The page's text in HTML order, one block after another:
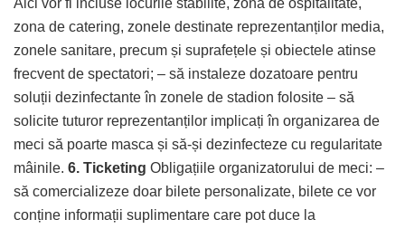
Aici vor fi incluse locurile stabilite, zona de ospitalitate,
zona de catering, zonele destinate reprezentanților media,
zonele sanitare, precum și suprafețele și obiectele atinse
frecvent de spectatori; – să instaleze dozatoare pentru
soluții dezinfectante în zonele de stadion folosite – să
solicite tuturor reprezentanților implicați în organizarea de
meci să poarte masca și să-și dezinfecteze cu regularitate
mâinile. 6. Ticketing Obligațiile organizatorului de meci: –
să comercializeze doar bilete personalizate, bilete ce vor
conține informații suplimentare care pot duce la